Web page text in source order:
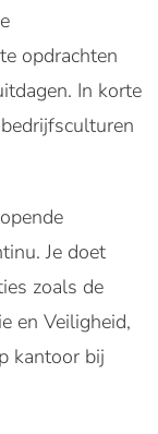
opdrachten
In korte
Je doet
zoals de
en Veiligheid,
kantoor bij